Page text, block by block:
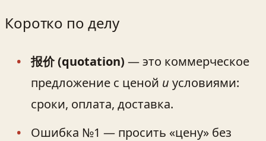
Коротко по делу
报价 (quotation) — это коммерческое
предложение с ценой и условиями:
сроки, оплата, доставка.
Ошибка №1 — просить «цену» без